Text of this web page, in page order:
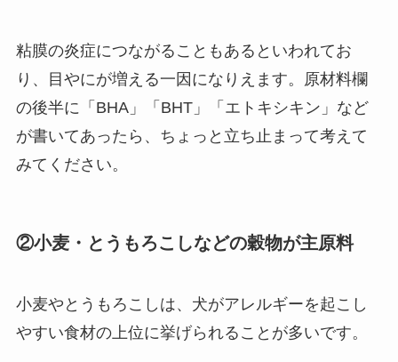
粘膜の炎症につながることもあるといわれてお
り、目やにが増える一因になりえます。原材料欄
の後半に「BHA」「BHT」「エトキシキン」など
が書いてあったら、ちょっと立ち止まって考えて
みてください。
②小麦・とうもろこしなどの穀物が主原料
小麦やとうもろこしは、犬がアレルギーを起こし
やすい食材の上位に挙げられることが多いです。